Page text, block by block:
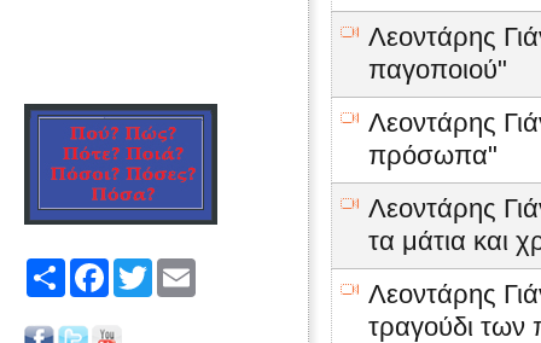
Share FacebookTwitter
Λεοντάρης
παγοποιού"
Λεοντάρης
πρόσωπα"
Λεοντάρης
τα μάτια και
Λεοντάρης
τραγούδι των